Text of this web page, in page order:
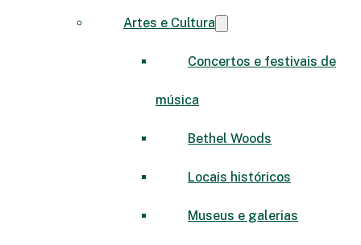
Artes e Cultura
Concertos e festivais de
música
Bethel Woods
Locais históricos
Museus e galerias